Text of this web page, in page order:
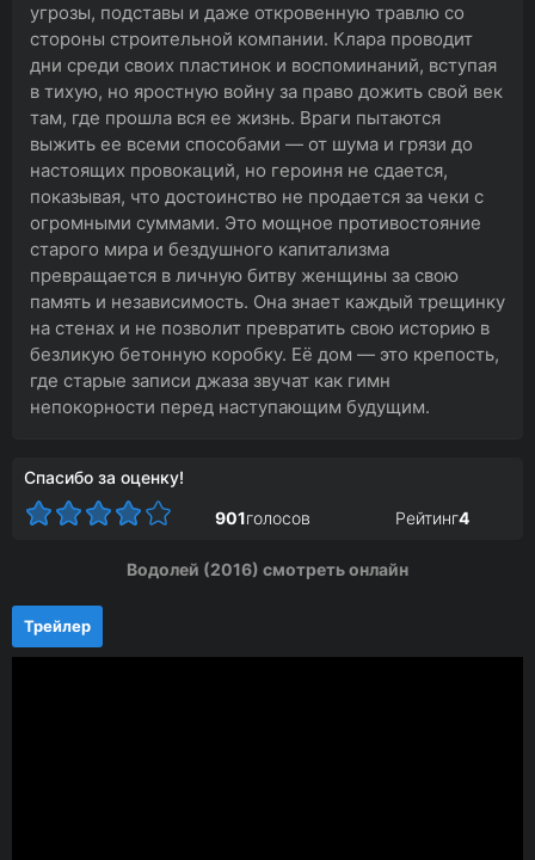
угрозы, подставы и даже откровенную травлю со
стороны строительной компании. Клара проводит
дни среди своих пластинок и воспоминаний, вступая
в тихую, но яростную войну за право дожить свой век
там, где прошла вся ее жизнь. Враги пытаются
выжить ее всеми способами — от шума и грязи до
настоящих провокаций, но героиня не сдается,
показывая, что достоинство не продается за чеки с
огромными суммами. Это мощное противостояние
старого мира и бездушного капитализма
превращается в личную битву женщины за свою
память и независимость. Она знает каждый трещинку
на стенах и не позволит превратить свою историю в
безликую бетонную коробку. Её дом — это крепость,
где старые записи джаза звучат как гимн
непокорности перед наступающим будущим.
Спасибо за оценку!
901голосов Рейтинг4
Водолей (2016) смотреть онлайн
Трейлер